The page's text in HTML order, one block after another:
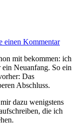
einen Kommentar
mit bekommen: ich
Neuanfang. So ein
Das
Abschluss.
dazu wenigstens
die ich